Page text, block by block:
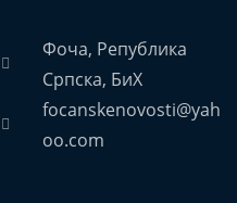
Фоча, Република
Српска, БиХ
focanskenovosti@yah
oo.com